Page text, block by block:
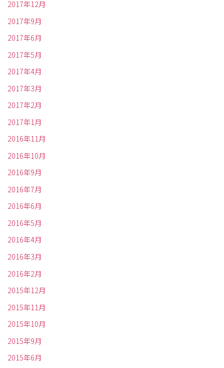
2017年12月
2017年9月
2017年6月
2017年5月
2017年4月
2017年3月
2017年2月
2017年1月
2016年11月
2016年10月
2016年9月
2016年7月
2016年6月
2016年5月
2016年4月
2016年3月
2016年2月
2015年12月
2015年11月
2015年10月
2015年9月
2015年6月